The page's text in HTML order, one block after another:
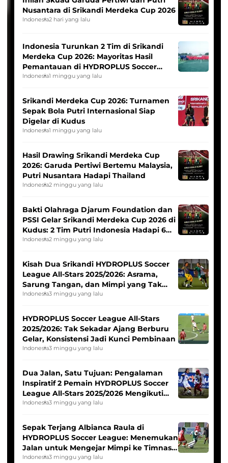
Nusantara di Srikandi Merdeka Cup 2026
Indonesia2 hari yang lalu
Indonesia Turunkan 2 Tim di Srikandi
Merdeka Cup 2026: Mayoritas Hasil
Pemantauan di HYDROPLUS Soccer
League
Indonesia1 minggu yang lalu
Srikandi Merdeka Cup 2026: Turnamen
Sepak Bola Putri Internasional Siap
Digelar di Kudus
Indonesia1 minggu yang lalu
Hasil Drawing Srikandi Merdeka Cup
2026: Garuda Pertiwi Bertemu Malaysia,
Putri Nusantara Hadapi Thailand
Indonesia2 minggu yang lalu
Bakti Olahraga Djarum Foundation dan
PSSI Gelar Srikandi Merdeka Cup 2026 di
Kudus: 2 Tim Putri Indonesia Hadapi 6
Tim Asia
Indonesia2 minggu yang lalu
Kisah Dua Srikandi HYDROPLUS Soccer
League All-Stars 2025/2026: Asrama,
Sarung Tangan, dan Mimpi yang Tak
Pernah Padam
Indonesia3 minggu yang lalu
HYDROPLUS Soccer League All-Stars
2025/2026: Tak Sekadar Ajang Berburu
Gelar, Konsistensi Jadi Kunci Pembinaan
Indonesia3 minggu yang lalu
Dua Jalan, Satu Tujuan: Pengalaman
Inspiratif 2 Pemain HYDROPLUS Soccer
League All-Stars 2025/2026 Mengikuti
Seleksi Timnas Indonesia Putri
Indonesia3 minggu yang lalu
Sepak Terjang Albianca Raula di
HYDROPLUS Soccer League: Menemukan
Jalan untuk Mengejar Mimpi ke Timnas
Indonesia Putri
Indonesia3 minggu yang lalu